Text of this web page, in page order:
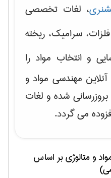
، لغات تخصصی
سرامیک، ریخته
و انتخاب مواد را
مهندسی مواد و
شده و لغات
می گردد.
و متالوژیبر اساس